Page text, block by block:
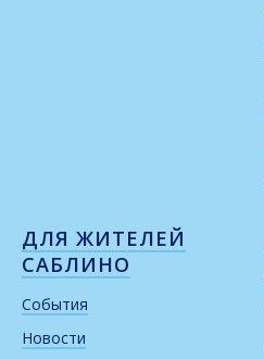
ДЛЯ ЖИТЕЛЕЙ
САБЛИНО
События
Новости